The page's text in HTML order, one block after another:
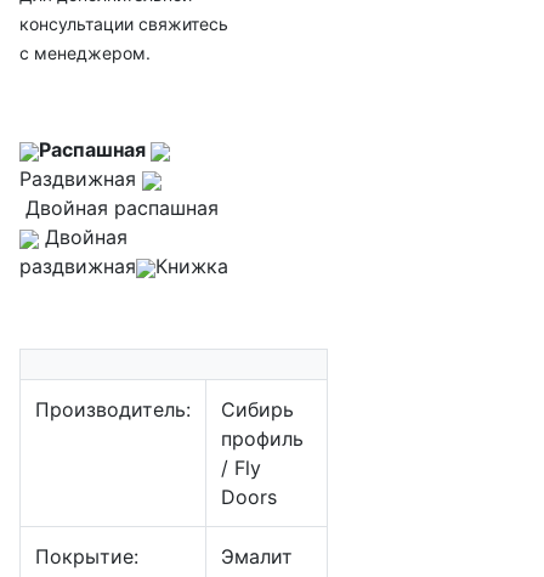
консультации свяжитесь
с менеджером.
Распашная
Раздвижная
Двойная распашная
Двойная
раздвижная
Книжка
Производитель:
Сибирь
профиль
/ Fly
Doors
Покрытие: Эмалит